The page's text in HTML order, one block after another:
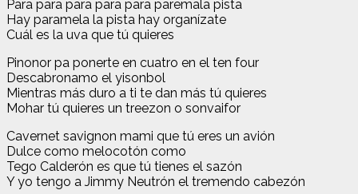
Para para para para para paremala pista
Hay paramela la pista hay organízate
Cuál es la uva que tú quieres
Pinonor pa ponerte en cuatro en el ten four
Descabronamo el yisonbol
Mientras más duro a ti te dan más tú quieres
Mohar tú quieres un treezon o sonvaifor
Cavernet savignon mami que tú eres un avión
Dulce como melocotón como
Tego Calderón es que tú tienes el sazón
Y yo tengo a Jimmy Neutrón el tremendo cabezón